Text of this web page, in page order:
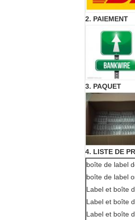
2. PAIEMENT
3. PAQUET
4. LISTE DE
boîte de label
boîte de label
Label et boîte
Label et boîte
Label et boîte